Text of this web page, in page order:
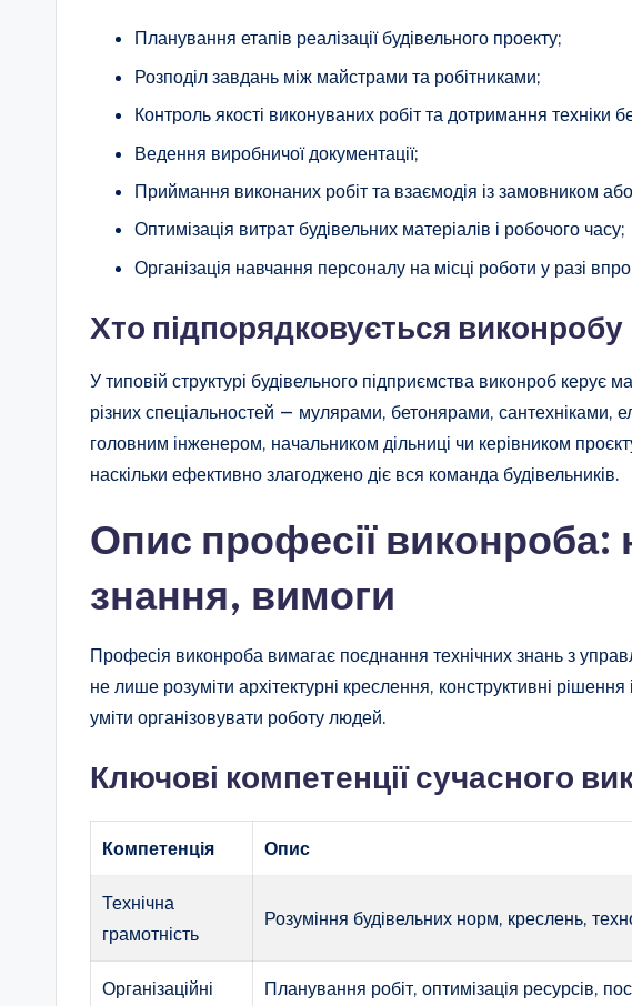
Планування етапів реалізації будівельного проекту;
Розподіл завдань між майстрами та робітниками;
Контроль якості виконуваних робіт та дотримання техніки
Ведення виробничої документації;
Приймання виконаних робіт та взаємодія із замовником
Оптимізація витрат будівельних матеріалів і робочого часу;
Організація навчання персоналу на місці роботи у разі
Хто підпорядковується виконробу
У типовій структурі будівельного підприємства виконроб керує
різних спеціальностей — мулярами, бетонярами, сантехніками,
головним інженером, начальником дільниці чи керівником
наскільки ефективно злагоджено діє вся команда будівельників.
Опис професії виконроба:
знання, вимоги
Професія виконроба вимагає поєднання технічних знань з
не лише розуміти архітектурні креслення, конструктивні
уміти організовувати роботу людей.
Ключові компетенції сучасного
Компетенція Опис
Технічна
грамотність
Розуміння будівельних норм, креслень,
Організаційні
Планування робіт, оптимізація ресурсів,